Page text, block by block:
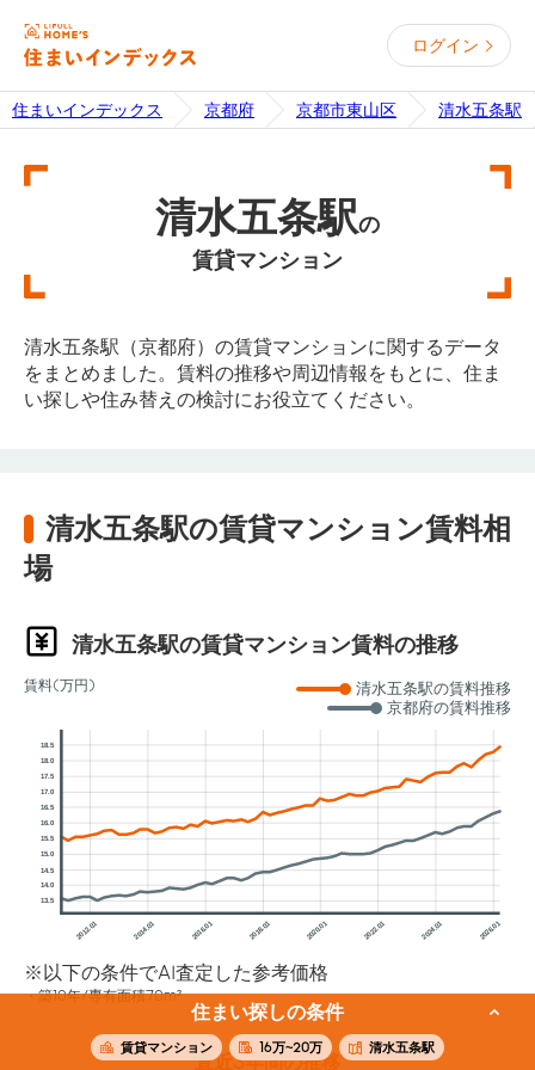
ログイン
住まいインデックス 京都府 京都市東山区 清水五条駅
清水五条駅の
賃貸マンション
清水五条駅（京都府）の賃貸マンションに関するデータ
をまとめました。賃料の推移や周辺情報をもとに、住ま
い探しや住み替えの検討にお役立てください。
清水五条駅の賃貸マンション賃料相
場
清水五条駅の賃貸マンション賃料の推移
賃料(万円)
清水五条駅の賃料推移
京都府の賃料推移
2012.01 2014.01 2016.01 2018.01 2020.01 2022.01 2024.01 2026.01
13.5
14.0
14.5
15.0
15.5
16.0
16.5
17.0
17.5
18.0
18.5
※以下の条件でAI査定した参考価格
築10年/専有面積70m²
直近3年間の推移
住まい探しの条件
賃貸マンション 16万~20万 清水五条駅